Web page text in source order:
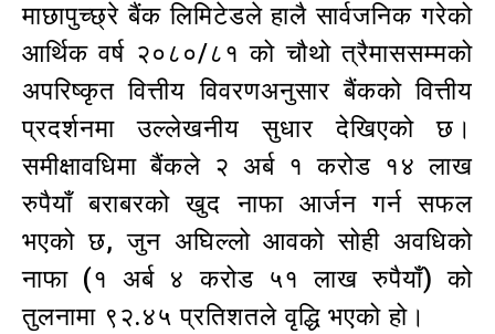
माछापुच्छ्रे बैंक लिमिटेडले हालै सार्वजनिक गरेको
आर्थिक वर्ष २०८०/८१ को चौथो त्रैमाससम्मको
अपरिष्कृत वित्तीय विवरणअनुसार बैंकको वित्तीय
प्रदर्शनमा उल्लेखनीय सुधार देखिएको छ।
समीक्षावधिमा बैंकले २ अर्ब १ करोड १४ लाख
रुपैयाँ बराबरको खुद नाफा आर्जन गर्न सफल
भएको छ, जुन अघिल्लो आवको सोही अवधिको
नाफा (१ अर्ब ४ करोड ५१ लाख रुपैयाँ) को
तुलनामा ९२.४५ प्रतिशतले वृद्धि भएको हो।